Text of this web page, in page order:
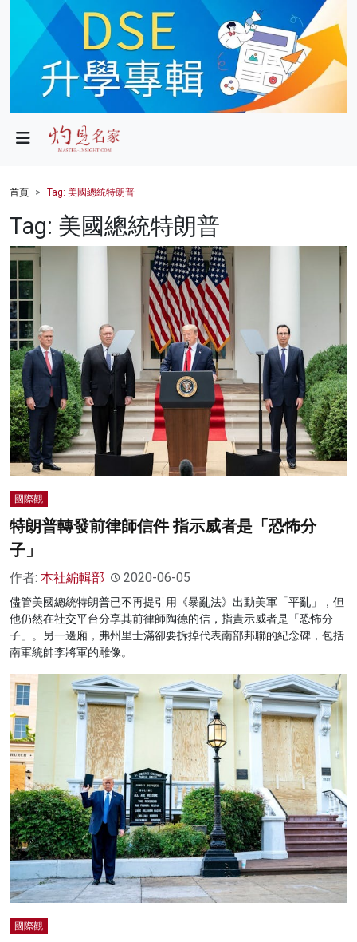
政局
財經
健康
商業
科技
影片
名家榜
灼見活動
關於我們
首頁 Tag: 美國總統特朗普
Tag: 美國總統特朗普
國際觀
特朗普轉發前律師信件 指示威者是「恐怖分
子」
作者: 本社編輯部 2020-06-05
儘管美國總統特朗普已不再提引用《暴亂法》出動美軍「平亂」，但
他仍然在社交平台分享其前律師陶德的信，指責示威者是「恐怖分
子」。另一邊廂，弗州里士滿卻要拆掉代表南部邦聯的紀念碑，包括
南軍統帥李將軍的雕像。
國際觀